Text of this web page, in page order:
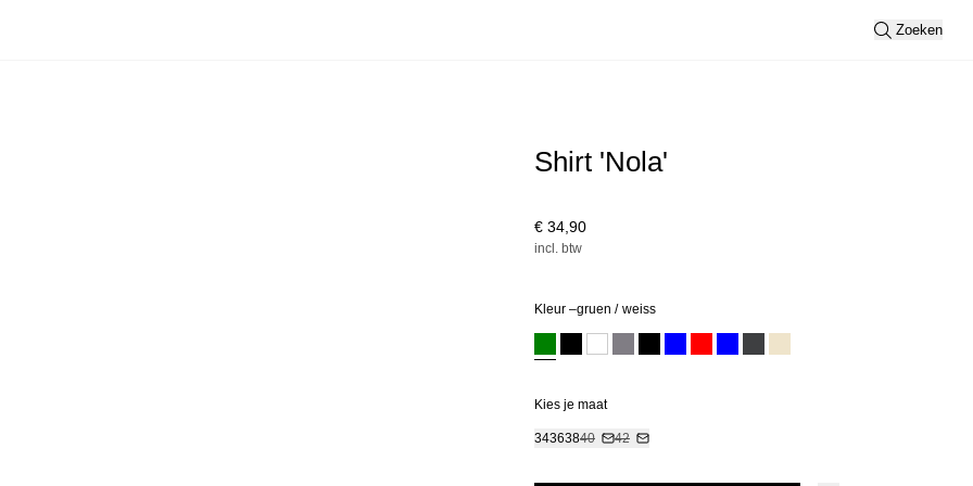
Zoeken
Shirt 'Nola'
€ 34,90
incl. btw
Kleur –gruen / weiss
Kies je maat
34363840 42